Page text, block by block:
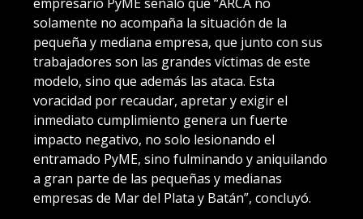
solamente no acompaña la situación de la
pequeña y mediana empresa, que junto con sus
trabajadores son las grandes víctimas de este
modelo, sino que además las ataca. Esta
voracidad por recaudar, apretar y exigir el
inmediato cumplimiento genera un fuerte
impacto negativo, no solo lesionando el
entramado PyME, sino fulminando y aniquilando
a gran parte de las pequeñas y medianas
empresas de Mar del Plata y Batán”, concluyó.